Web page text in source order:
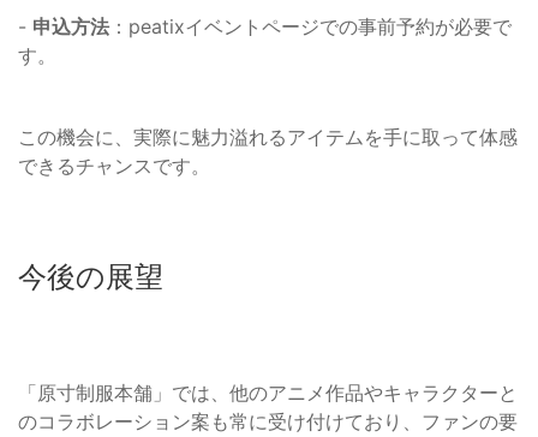
- 申込方法 ：peatixイベントページでの事前予約が必要で
す。
この機会に、実際に魅力溢れるアイテムを手に取って体感
できるチャンスです。
今後の展望
「原寸制服本舗」では、他のアニメ作品やキャラクターと
のコラボレーション案も常に受け付けており、ファンの要